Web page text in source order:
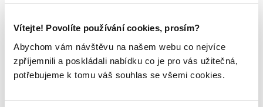
Vítejte! Povolíte používání cookies, prosím?
Abychom vám návštěvu na našem webu co nejvíce
zpříjemnili a poskládali nabídku co je pro vás užitečná,
potřebujeme k tomu váš souhlas se všemi cookies.
ZKOUKNI TAKÉ TYTO.